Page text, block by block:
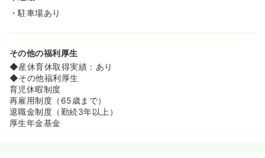
・駐車場あり
その他の福利厚生
◆産休育休取得実績：あり
◆その他福利厚生
育児休暇制度
再雇用制度（65歳まで）
退職金制度（勤続3年以上）
厚生年金基金